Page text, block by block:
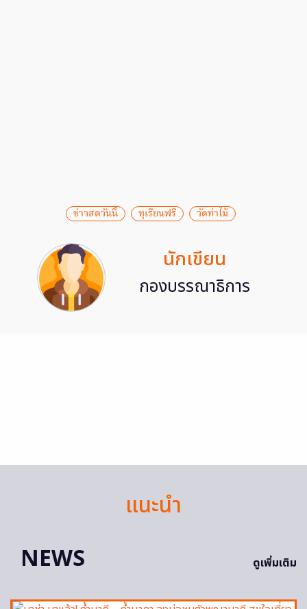
ข่าวสดวันนี้ ทุเรียนฟรี วัดท่าไม้
นักเขียน
กองบรรณาธิการ
แนะนำ
NEWS
ดูเพิ่มเติม